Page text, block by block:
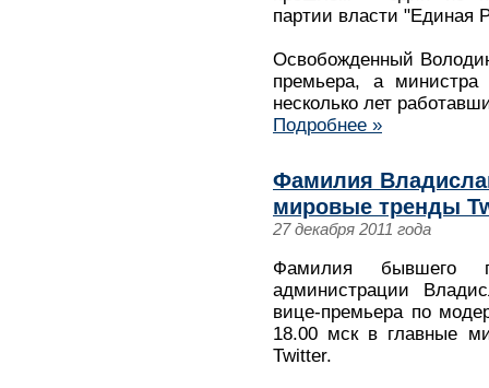
партии власти "Единая
Освобожденный
премьера, а
несколько лет
Подробнее »
Фамилия
мировые тренды
27 декабря 2011 года
Фамилия бывшего
администрации
вице-премьера по
18.00 мск в главные
Twitter.